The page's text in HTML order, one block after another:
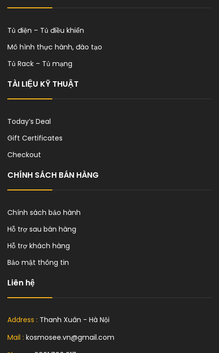
Tủ điện – Tủ điều khiển
Mô hình thực hành, đào tạo
Tủ Rack – Tủ mạng
TÀI LIỆU KỸ THUẬT
Today’s Deal
Gift Certificates
Checkout
CHÍNH SÁCH BÁN HÀNG
Chính sách bảo hành
Hỗ trợ sau bán hàng
Hỗ trợ khách hàng
Bảo mật thông tin
Liên hệ
Address : Thanh Xuân - Hà Nội
Mail : kosmosee.vn@gmail.com